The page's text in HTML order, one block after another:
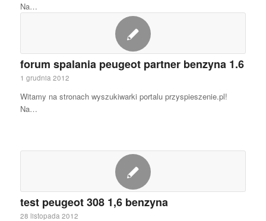
Na…
forum spalania peugeot partner benzyna 1.6
1 grudnia 2012
Witamy na stronach wyszukiwarki portalu przyspieszenie.pl!
Na…
test peugeot 308 1,6 benzyna
28 listopada 2012